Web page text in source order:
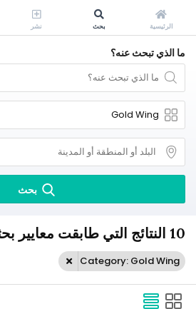
ما الذي تبحث عنه؟
بحث
10 النتائج التي طابقت معايير بحثك
Category: Gold Wing
الرئيسية بحث نشر